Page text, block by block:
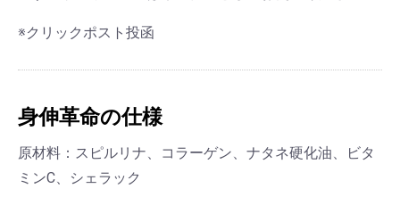
※クリックポスト投函
身伸革命の仕様
原材料：スピルリナ、コラーゲン、ナタネ硬化油、ビタ
ミンC、シェラック